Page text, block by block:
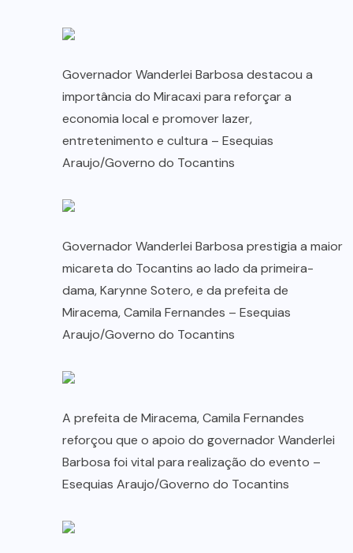
Governador Wanderlei Barbosa destacou a
importância do Miracaxi para reforçar a
economia local e promover lazer,
entretenimento e cultura – Esequias
Araujo/Governo do Tocantins
Governador Wanderlei Barbosa prestigia a maior
micareta do Tocantins ao lado da primeira-
dama, Karynne Sotero, e da prefeita de
Miracema, Camila Fernandes – Esequias
Araujo/Governo do Tocantins
A prefeita de Miracema, Camila Fernandes
reforçou que o apoio do governador Wanderlei
Barbosa foi vital para realização do evento –
Esequias Araujo/Governo do Tocantins